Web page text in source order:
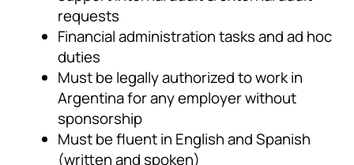
requests
Financial administration tasks and ad hoc
duties
Must be legally authorized to work in
Argentina for any employer without
sponsorship
Must be fluent in English and Spanish
(written and spoken)